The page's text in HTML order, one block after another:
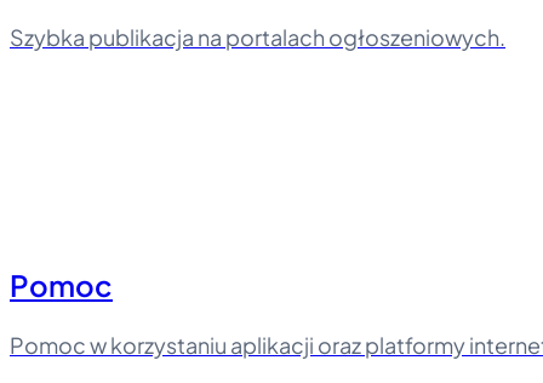
Szybka publikacja na portalach ogłoszeniowych.
Pomoc
Pomoc w korzystaniu aplikacji oraz platformy